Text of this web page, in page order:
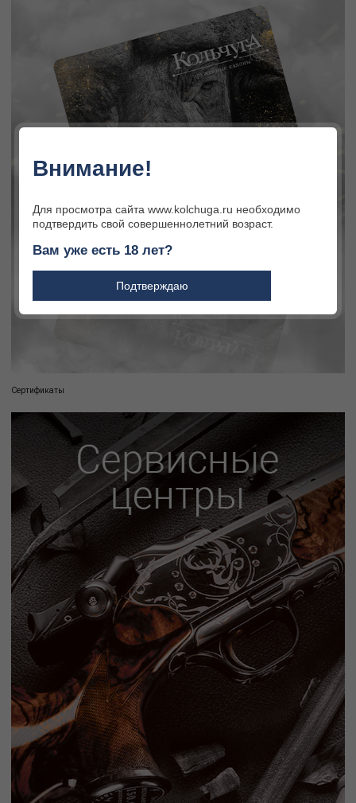
Сертификаты
Внимание!
Для просмотра сайта www.kolchuga.ru необходимо
подтвердить свой совершеннолетний возраст.
Вам уже есть 18 лет?
Подтверждаю